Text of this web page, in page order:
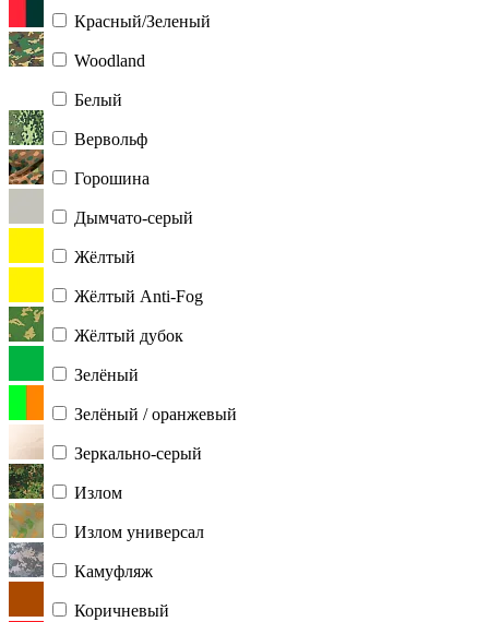
Красный/Зеленый
Woodland
Белый
Вервольф
Горошина
Дымчато-серый
Жёлтый
Жёлтый Anti-Fog
Жёлтый дубок
Зелёный
Зелёный / оранжевый
Зеркально-серый
Излом
Излом универсал
Камуфляж
Коричневый